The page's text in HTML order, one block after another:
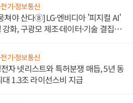
기·정보통신
쳐야 산다⑧] LG·엔비디아 '피지컬 AI'
화, 구광모 제조·데이터·기술 결집
기·정보통신
자 넷리스트와 특허분쟁 매듭, 5년 동
대 1.3조 라이선스비 지급